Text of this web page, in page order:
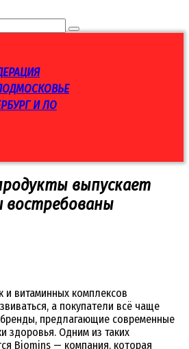
И ЛО
выпускает
востребованы
витаминных комплексов
а покупатели всё чаще
предлагающие современные
Одним из таких
Biomins — компания, которая